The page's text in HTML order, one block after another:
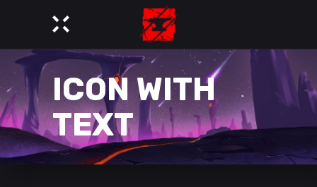
ICON WITH
TEXT